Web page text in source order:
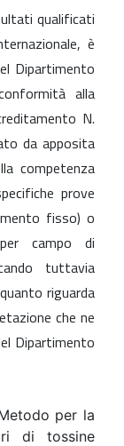
qualificati
è
Dipartimento
alla
N.
da apposita
competenza
prove
fisso) o
campo di
tuttavia
riguarda
che ne
Dipartimento
per la
di tossine